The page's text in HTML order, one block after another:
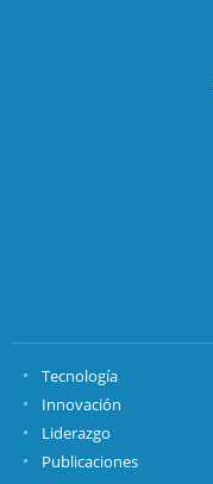
Tecnología
Innovación
Liderazgo
Publicaciones